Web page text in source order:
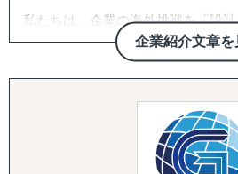
企業紹介文章を
私たちは、企業の海外挑戦を「設
一気通貫で伴走支援します。
『どの国が最適か？』を見極める
進出後に必ず直面する現地でのマ
要各国に常駐するメンバーが、現